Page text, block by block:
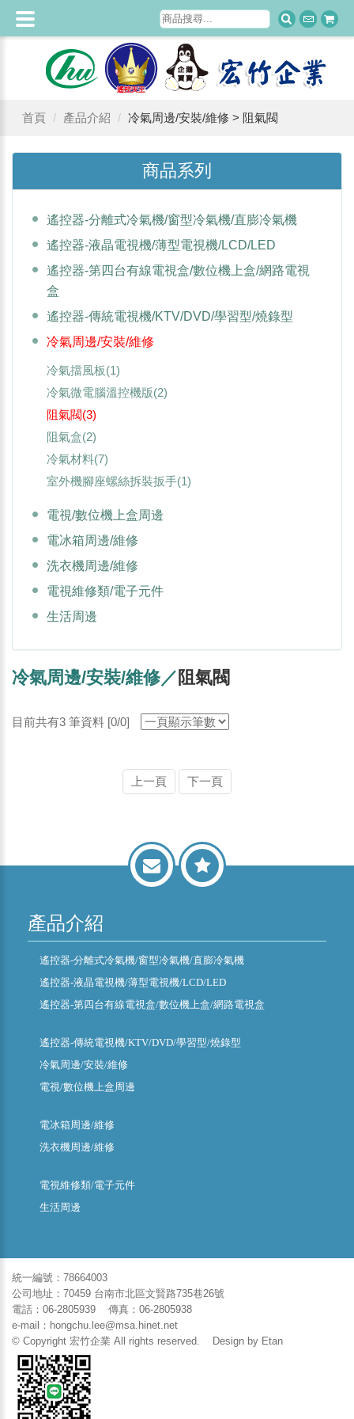
首頁 產品介紹 冷氣周邊/安裝/維修 > 阻氣閥
商品系列
遙控器-分離式冷氣機/窗型冷氣機/直膨冷氣機
遙控器-液晶電視機/薄型電視機/LCD/LED
遙控器-第四台有線電視盒/數位機上盒/網路電視
盒
遙控器-傳統電視機/KTV/DVD/學習型/燒錄型
冷氣周邊/安裝/維修
冷氣擋風板(1)
冷氣微電腦溫控機版(2)
阻氣閥(3)
阻氣盒(2)
冷氣材料(7)
室外機腳座螺絲拆裝扳手(1)
電視/數位機上盒周邊
電冰箱周邊/維修
洗衣機周邊/維修
電視維修類/電子元件
生活周邊
冷氣周邊/安裝/維修／ 阻氣閥
目前共有3 筆資料 [0/0]
上一頁 下一頁
產品介紹
遙控器-分離式冷氣機/窗型冷氣機/直膨冷氣機
遙控器-液晶電視機/薄型電視機/LCD/LED
遙控器-第四台有線電視盒/數位機上盒/網路電視盒
遙控器-傳統電視機/KTV/DVD/學習型/燒錄型
冷氣周邊/安裝/維修
電視/數位機上盒周邊
電冰箱周邊/維修
洗衣機周邊/維修
電視維修類/電子元件
生活周邊
統一編號：78664003
公司地址：70459 台南市北區文賢路735巷26號
電話：06-2805939 傳真：06-2805938
e-mail：hongchu.lee@msa.hinet.net
© Copyright 宏竹企業 All rights reserved. Design by Etan